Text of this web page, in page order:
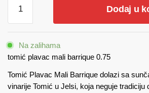
Plavac
Mali
0.75
količina
Dodaj u
Na zalihama
tomić plavac mali barrique 0.75
Tomić Plavac Mali Barrique dolazi sa
vinarije Tomić u Jelsi, koja neguje tradiciju